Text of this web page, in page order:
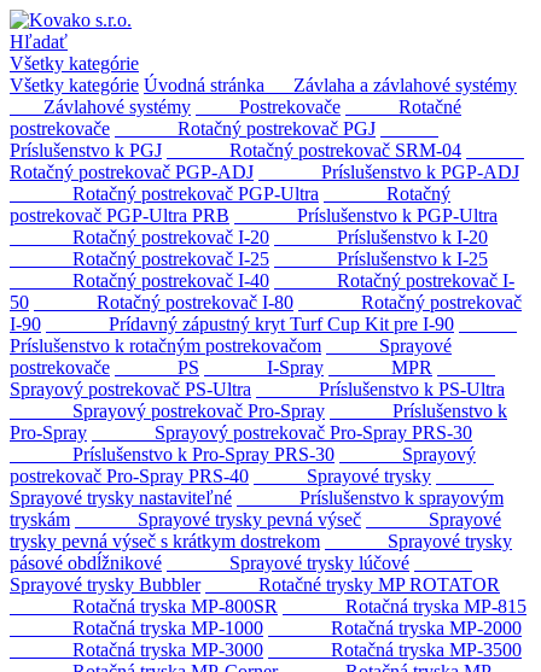
Hľadať
Všetky kategórie
Všetky kategórie Úvodná stránka
Závlaha a závlahové systémy
Závlahové systémy
Postrekovače
Rotačné
postrekovače
Rotačný postrekovač PGJ
Príslušenstvo k PGJ
Rotačný postrekovač SRM-04
Rotačný postrekovač PGP-ADJ
Príslušenstvo k PGP-ADJ
Rotačný postrekovač PGP-Ultra
Rotačný
postrekovač PGP-Ultra PRB
Príslušenstvo k PGP-Ultra
Rotačný postrekovač I-20
Príslušenstvo k I-20
Rotačný postrekovač I-25
Príslušenstvo k I-25
Rotačný postrekovač I-40
Rotačný postrekovač I-
50
Rotačný postrekovač I-80
Rotačný postrekovač
I-90
Prídavný zápustný kryt Turf Cup Kit pre I-90
Príslušenstvo k rotačným postrekovačom
Sprayové
postrekovače
PS I-Spray
MPR
Sprayový postrekovač PS-Ultra
Príslušenstvo k PS-Ultra
Sprayový postrekovač Pro-Spray
Príslušenstvo k
Pro-Spray
Sprayový postrekovač Pro-Spray PRS-30
Príslušenstvo k Pro-Spray PRS-30
Sprayový
postrekovač Pro-Spray PRS-40
Sprayové trysky
Sprayové trysky nastaviteľné
Príslušenstvo k sprayovým
tryskám
Sprayové trysky pevná výseč
Sprayové
trysky pevná výseč s krátkym dostrekom
Sprayové trysky
pásové obdĺžnikové
Sprayové trysky lúčové
Sprayové trysky Bubbler
Rotačné trysky MP ROTATOR
Rotačná tryska MP-800SR
Rotačná tryska MP-815
Rotačná tryska MP-1000
Rotačná tryska MP-2000
Rotačná tryska MP-3000
Rotačná tryska MP-3500